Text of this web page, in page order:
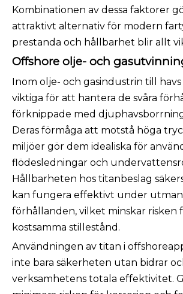
Kombinationen av dessa faktorer
attraktivt alternativ för modern
prestanda och hållbarhet blir allt
Offshore olje- och
Inom olje- och gasindustrin till
viktiga för att hantera de svåra
förknippade med
Deras förmåga att motstå höga
miljöer gör dem idealiska för
flödesledningar och
Hållbarheten hos titanbeslag
kan fungera effektivt under
förhållanden, vilket minskar risken
kostsamma stillestånd.
Användningen av titan i
inte bara säkerheten utan bidrar
verksamhetens totala effektivitet.